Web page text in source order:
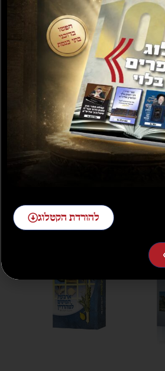
מבצע!
דיני משחקים בשבת
מבצע!
להורדת הקטלוג